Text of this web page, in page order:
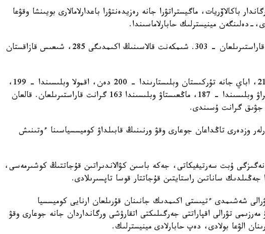
باكالاۆريات، ماگيستراتۋرا جانە رەزيدەنتۋرا باعدارلامالارى بويىنشا وقۋعا
ەڭ كوپ گرانت استانا قالاسىندا قاراستىرىلعان - 303. شىمكەنت قالاسىنىڭ اكىمدىگى 285، شىعىس قازاقستان
باتىس قازاقستان وبلىسىندا – 211، اباي جانە تۇركىستان وبلىستارىندا – 200 دەن، اقمولا وبلىسىندا – 199،
قاراعاندى وبلىسىندا – 198، اتىراۋ وبلىسىندا – 187، ماڭعىستاۋ وبلىسىندا 163 گرانت قاراستىرىلعان. قالعان
وزدەرى تاڭداعان جوعارى وقۋ ورنىنىڭ قابىلداۋ كوميسسياسىنا ءوتىنىش
ۇبت سەرتيفيكاتى، جەكە باسىن كۋالاندىراتىن قۇجاتتىڭ كوشىرمەسى،
ساناتىن راستايتىن قۇجاتتار قوسا تاپسىرىلادى.
شەشىمدى ءتيىستى اكىمدىك جانىنان قۇرىلعان ارنايى كوميسسيا
مەرزىمى تۋرالى اقپاراتتى جەرگىلىكتى اتقارۋشى ورگانداردان جانە جوعارى وقۋ
الۋعا بولادى، دەپ حابارلادى مينيسترلىك.